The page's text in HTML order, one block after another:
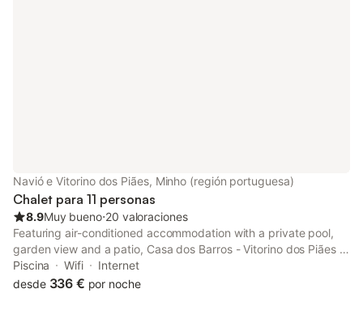
Navió e Vitorino dos Piães, Minho (región portuguesa)
Chalet para 11 personas
8.9Muy bueno⋅20 valoraciones
Featuring air-conditioned accommodation with a private pool,
garden view and a patio, Casa dos Barros - Vitorino dos Piães is
located in Vitorino dos Piães. This property offers access to a
balcony, a pool table, free private parking and free WiFi.
Piscina Wifi
Internet
desde 336 € por noche